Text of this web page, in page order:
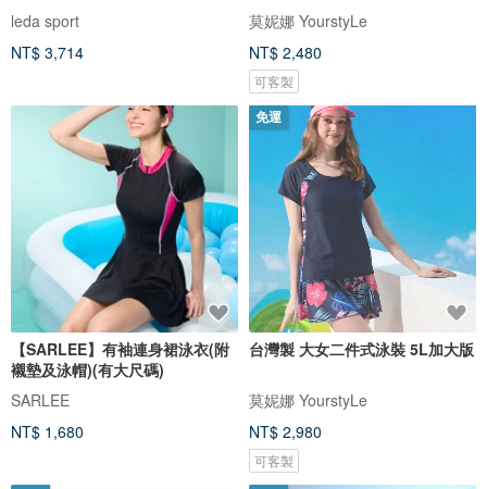
衩女
leda sport
NT$ 3,714
莫妮娜 YourstyLe
NT$ 2,480
可客製
【SARLEE】有袖連身裙泳衣(附
襯墊及泳帽)(有大尺碼)
SARLEE
NT$ 1,680
免運
台灣製 大女二件式泳裝 5L加大版
莫妮娜 YourstyLe
NT$ 2,980
可客製